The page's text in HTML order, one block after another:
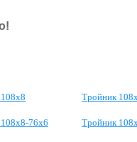
Тройник
76x6 Тройник